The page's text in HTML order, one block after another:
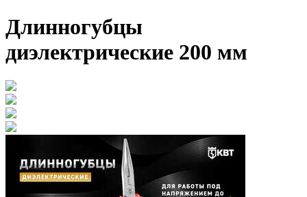
Длинногубцы
диэлектрические 200 мм